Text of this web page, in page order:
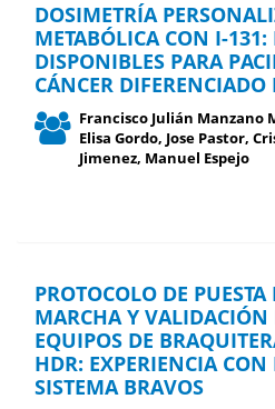
DOSIMETRÍA
METABÓLICA CON I-131:
DISPONIBLES PARA
CÁNCER DIFERENCIADO
Francisco Julián Manzano
Elisa Gordo, Jose Pastor,
Jimenez, Manuel Espejo
PROTOCOLO DE PUESTA
MARCHA Y VALIDACIÓN
EQUIPOS DE
HDR: EXPERIENCIA CON
SISTEMA BRAVOS